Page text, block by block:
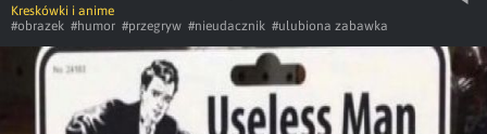
Kreskówki i anime
#obrazek #humor #przegryw #nieudacznik #ulubiona zabawka